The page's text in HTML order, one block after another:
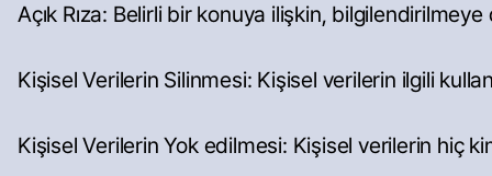
Açık Rıza: Belirli bir konuya ilişkin,
Kişisel Verilerin Silinmesi: Kişisel verilerin ilgili
Kişisel Verilerin Yok edilmesi: Kişisel verilerin hiç